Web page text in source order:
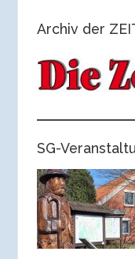
Archiv der
SG-